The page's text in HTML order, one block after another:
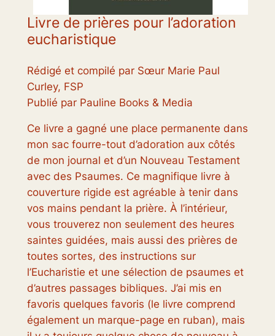
Livre de prières pour l’adoration
eucharistique
Rédigé et compilé par Sœur Marie Paul
Curley, FSP
Publié par Pauline Books & Media
Ce livre a gagné une place permanente dans
mon sac fourre-tout d’adoration aux côtés
de mon journal et d’un Nouveau Testament
avec des Psaumes. Ce magnifique livre à
couverture rigide est agréable à tenir dans
vos mains pendant la prière. À l’intérieur,
vous trouverez non seulement des heures
saintes guidées, mais aussi des prières de
toutes sortes, des instructions sur
l’Eucharistie et une sélection de psaumes et
d’autres passages bibliques. J’ai mis en
favoris quelques favoris (le livre comprend
également un marque-page en ruban), mais